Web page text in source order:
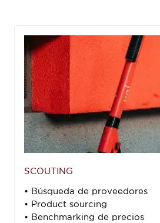
SCOUTING
• Búsqueda de proveedores
• Product sourcing
• Benchmarking de precios